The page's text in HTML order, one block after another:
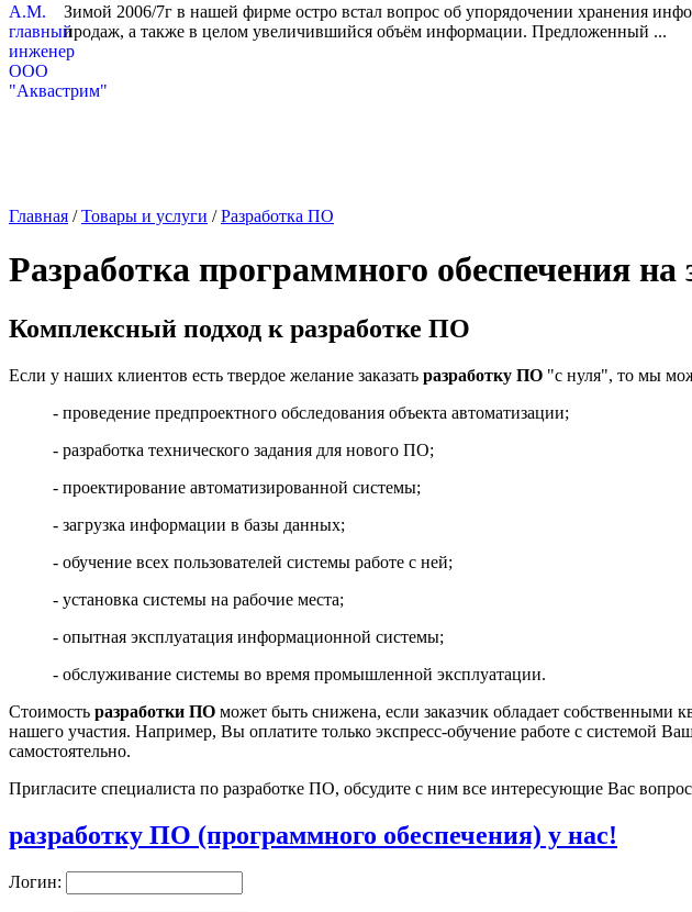
Зимой 2006/7г в нашей фирме остро встал вопрос об упорядочении хранения
продаж, а также в целом увеличившийся объём информации. Предложенный ...
Главная /Товары и услуги /Разработка ПО
Разработка программного обеспечения на
Комплексный подход к разработке ПО
Если у наших клиентов есть твердое желание заказать разработку ПО "с нуля", то мы
- проведение предпроектного обследования объекта автоматизации;
- разработка технического задания для нового ПО;
- проектирование автоматизированной системы;
- загрузка информации в базы данных;
- обучение всех пользователей системы работе с ней;
- установка системы на рабочие места;
- опытная эксплуатация информационной системы;
- обслуживание системы во время промышленной эксплуатации.
Стоимость разработки ПО может быть снижена, если заказчик обладает собственными
нашего участия. Например, Вы оплатите только экспресс-обучение работе с системой
самостоятельно.
Пригласите специалиста по разработке ПО, обсудите с ним все интересующие Вас
разработку ПО (программного обеспечения) у нас!
Логин: